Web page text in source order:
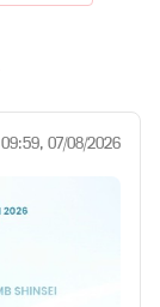
09:59, 07/08/2026